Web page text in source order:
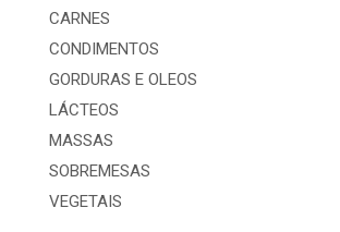
CARNES
CONDIMENTOS
GORDURAS E OLEOS
LÁCTEOS
MASSAS
SOBREMESAS
VEGETAIS